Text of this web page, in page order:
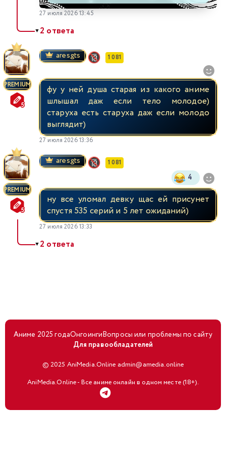
27 июля 2026 13:45
▼2 ответа
PREMIUM
aresgts 1 081
фу у ней душа старая из какого аниме
шлышал даж если тело молодое)
старуха есть старуха даж если молодо
выглядит)
27 июля 2026 13:36
PREMIUM
aresgts 1 081
4
ну все уломал девку щас ей присунет
спустя 535 серий и 5 лет ожиданий)
27 июля 2026 13:33
▼2 ответа
Аниме 2025 годаОнгоингиВопросы или проблемы по сайту
Для правообладателей
© 2025 AniMedia.Online admin@amedia.online
AniMedia.Online - Все аниме онлайн в одном месте (18+).